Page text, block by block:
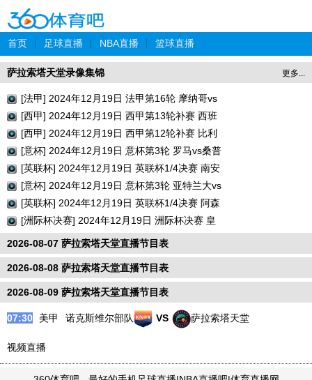
首页 足球直播 NBA直播 篮球直播
更多...
萨拉索塔天堂录像集锦
[法甲] 2024年12月19日 法甲第16轮 摩纳哥vs
巴黎圣日耳曼 全场录像回放
[西甲] 2024年12月19日 西甲第13轮补赛 西班
牙人vs瓦伦西亚 全场录像回放
[西甲] 2024年12月19日 西甲第12轮补赛 比利
亚雷亚尔vs巴列卡诺 全场录像回放
[意杯] 2024年12月19日 意杯第3轮 罗马vs桑普
多利亚 全场录像回放
[英联杯] 2024年12月19日 英联杯1/4决赛 南安
普顿vs利物浦 全场录像回放
[意杯] 2024年12月19日 意杯第3轮 亚特兰大vs
切塞纳 全场录像回放
[英联杯] 2024年12月19日 英联杯1/4决赛 阿森
纳vs水晶宫 全场录像回放
[洲际杯决赛] 2024年12月19日 洲际杯决赛 皇
家马德里vs帕丘卡 全场录像回放
2026-08-07 萨拉索塔天堂直播节目表
2026-08-08 萨拉索塔天堂直播节目表
2026-08-09 萨拉索塔天堂直播节目表
07:30 美甲 诺克斯维尔部队 VS 萨拉索塔天堂
视频直播